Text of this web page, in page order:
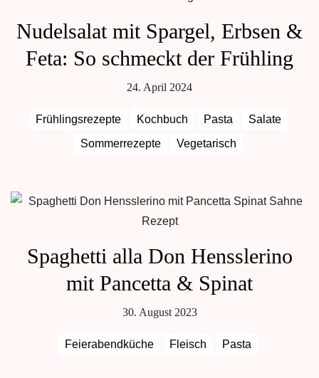
Nudelsalat mit Spargel, Erbsen &
Feta: So schmeckt der Frühling
24. April 2024
Frühlingsrezepte Kochbuch Pasta
Salate
Sommerrezepte
Vegetarisch
Spaghetti alla Don Hensslerino
mit Pancetta & Spinat
30. August 2023
Feierabendküche Fleisch Pasta